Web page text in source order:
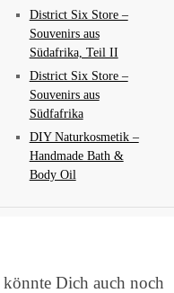
District Six Store –
Souvenirs aus
Südafrika, Teil II
District Six Store –
Souvenirs aus
Südfafrika
DIY Naturkosmetik –
Handmade Bath &
Body Oil
könnte Dich auch noch